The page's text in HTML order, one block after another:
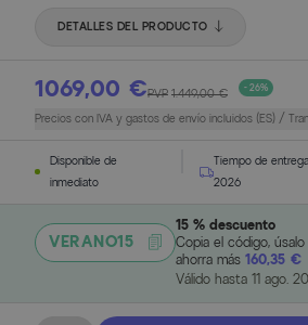
DETALLES DEL PRODUCTO
1069,00 €PVP 1.449,00 € - 26%
Precios con IVA y gastos de envío incluidos (ES) /
Disponible de
inmediato
Tiempo de
2026
VERANO15
15 % descuento
Copia el código,
ahorra más 160,35 €
Válido hasta 11 ago.